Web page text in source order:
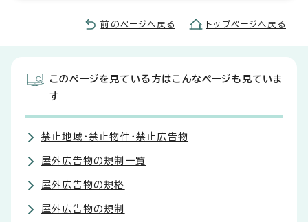
前のページへ戻る トップページへ戻る
このページを見ている方はこんなページも見ていま
す
禁止地域・禁止物件・禁止広告物
屋外広告物の規制一覧
屋外広告物の規格
屋外広告物の規制